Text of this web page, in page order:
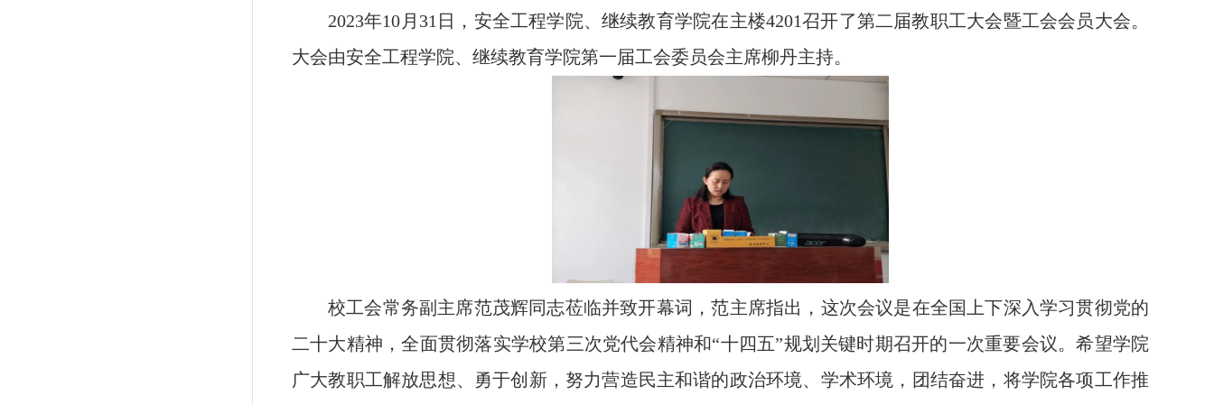
2023年10 月 31 日，安全工程学院、继续教育学院在主楼4201召开了第二届教职工大会暨工会会员大会。
大会由安全工程学院、继续教育学院第一届工会委员会主席柳丹主持。
校工会常务副主席范茂辉同志莅临并致开幕词，范主席指出，这次会议是在全国上下深入学习贯彻党的
二十大精神，全面贯彻落实学校第三次党代会精神和“十四五”规划关键时期召开的一次重要会议。希望学院
广大教职工解放思想、勇于创新，努力营造民主和谐的政治环境、学术环境，团结奋进，将学院各项工作推